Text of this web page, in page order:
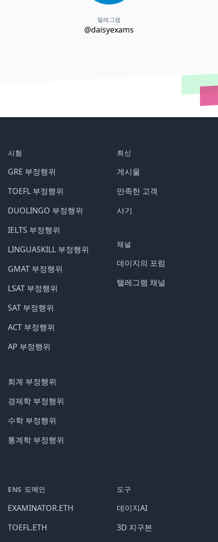
텔레그램
@daisyexams
시험
GRE 부정행위
TOEFL 부정행위
DUOLINGO 부정행위
IELTS 부정행위
LINGUASKILL 부정행위
GMAT 부정행위
LSAT 부정행위
SAT 부정행위
ACT 부정행위
AP 부정행위
회계 부정행위
경제학 부정행위
수학 부정행위
통계학 부정행위
최신
게시물
만족한 고객
사기
채널
데이지의 포럼
텔레그램 채널
ENS 도메인
EXAMINATOR.ETH
TOEFL.ETH
도구
데이지AI
3D 지구본